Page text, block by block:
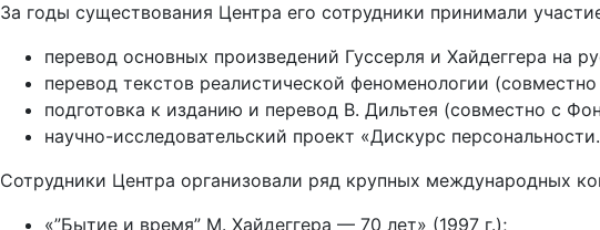
За годы существования Центра его сотрудники принимали
перевод основных произведений Гуссерля и Хайдеггера на
перевод текстов реалистической феноменологии
подготовка к изданию и перевод В. Дильтея (совместно с
научно-исследовательский проект «Дискурс
Сотрудники Центра организовали ряд крупных международных
«”Бытие и время” М. Хайдеггера — 70 лет» (1997 г.);